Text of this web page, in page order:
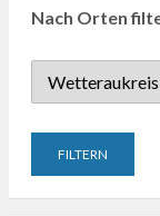
Nach Orten